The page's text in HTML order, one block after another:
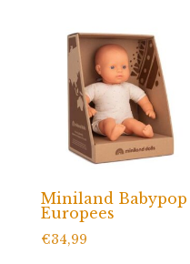
Miniland Babypop
Europees
€34,99